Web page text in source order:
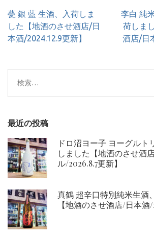
投
稿
ナ
シ
ョ
甍 銀 藍 生酒、入荷しま
した【地酒のさせ酒店/日
本酒/2024.12.9更新】
李白 純
荷しま
酒店/日
検
索:
最近の投稿
ドロ沼ヨー子 ヨーグルト
しました【地酒のさせ酒
ル/2026.8.7更新】
真鶴 超辛口特別純米生酒
【地酒のさせ酒店/日本酒/